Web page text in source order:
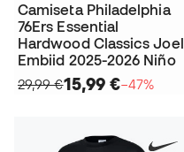
Camiseta Philadelphia
76Ers Essential
Hardwood Classics Joel
Embiid 2025-2026 Niño
29,99 €15,99 €−47%